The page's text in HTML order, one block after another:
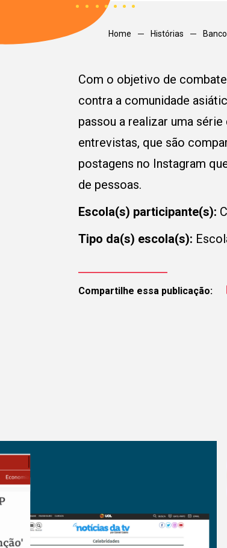
Home Histórias
Com o objetivo de
contra a comunidade
passou a realizar uma
entrevistas, que são
postagens no Instagram
de pessoas.
Escola(s) participante(s):
Tipo da(s) escola(s):
Compartilhe essa publicação:
com
está sendo
estudantes
Preencha as
permita que o
em contato
grupo tenha
acesso a seu
vocês possam